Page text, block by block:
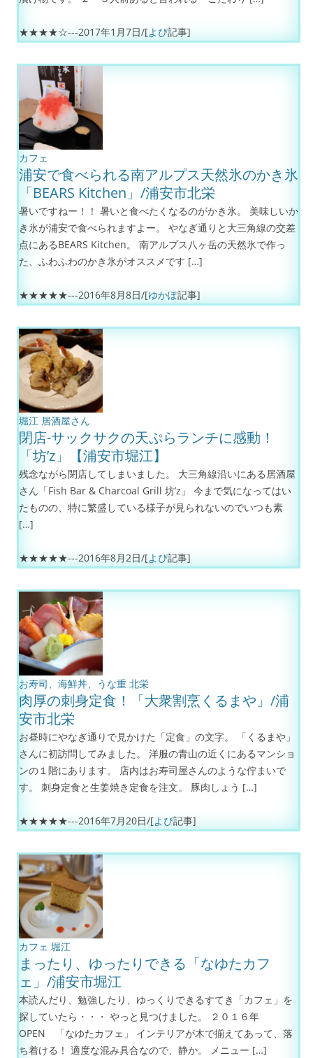
★★★★☆---2017年1月7日/[よぴ記事]
カフェ
浦安で食べられる南アルプス天然氷のかき氷
「BEARS Kitchen」/浦安市北栄
暑いですねー！！ 暑いと食べたくなるのがかき氷。 美味しいか
き氷が浦安で食べられますよー。 やなぎ通りと大三角線の交差
点にあるBEARS Kitchen。 南アルプス八ヶ岳の天然氷で作っ
た、ふわふわのかき氷がオススメです […]
★★★★★---2016年8月8日/[ゆかぽ記事]
堀江 居酒屋さん
閉店-サックサクの天ぷらランチに感動！
「坊’z」【浦安市堀江】
残念ながら閉店してしまいました。 大三角線沿いにある居酒屋
さん「Fish Bar & Charcoal Grill 坊’z」 今まで気になってはい
たものの、特に繁盛している様子が見られないのでいつも素
[…]
★★★★★---2016年8月2日/[よぴ記事]
お寿司、海鮮丼、うな重 北栄
肉厚の刺身定食！「大衆割烹くるまや」/浦
安市北栄
お昼時にやなぎ通りで見かけた「定食」の文字。 「くるまや」
さんに初訪問してみました。 洋服の青山の近くにあるマンショ
ンの１階にあります。 店内はお寿司屋さんのような佇まいで
す。 刺身定食と生姜焼き定食を注文。 豚肉しょう […]
★★★★★---2016年7月20日/[よぴ記事]
カフェ 堀江
まったり、ゆったりできる「なゆたカフ
ェ」/浦安市堀江
本読んだり、勉強したり、ゆっくりできるすてき「カフェ」を
探していたら・・・ やっと見つけました。 ２０１６年
OPEN 「なゆたカフェ」 インテリアが木で揃えてあって、落
ち着ける！ 適度な混み具合なので、静か。 メニュー […]